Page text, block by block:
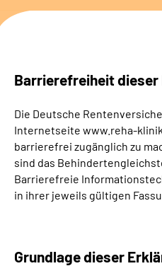
Sozialdienste & Zuweisende
Leichte Sprache
Gebärdensprache
Barrierefreiheit
Die Deutsche
Internetseite www.reha-
barrierefrei zugänglich zu
sind das
Barrierefreie
in ihrer jeweils gültigen
Grundlage dieser